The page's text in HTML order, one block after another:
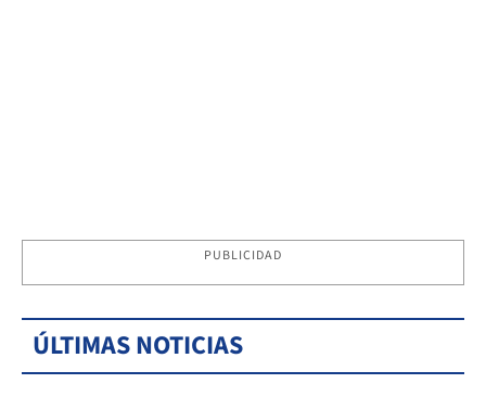
PUBLICIDAD
ÚLTIMAS NOTICIAS